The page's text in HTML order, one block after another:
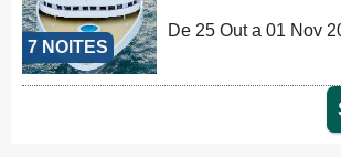
7 NOITES
De 25 Out a 01 Nov